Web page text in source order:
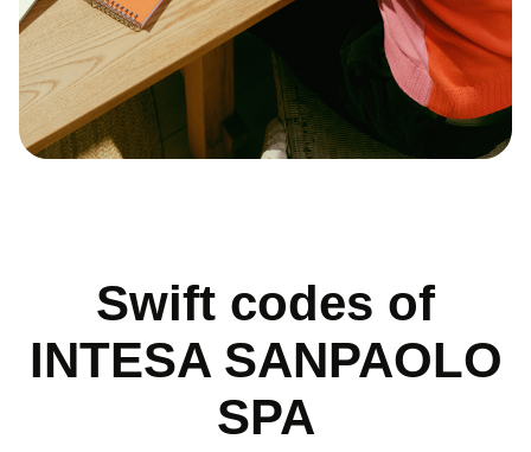
Swift codes of
INTESA SANPAOLO
SPA